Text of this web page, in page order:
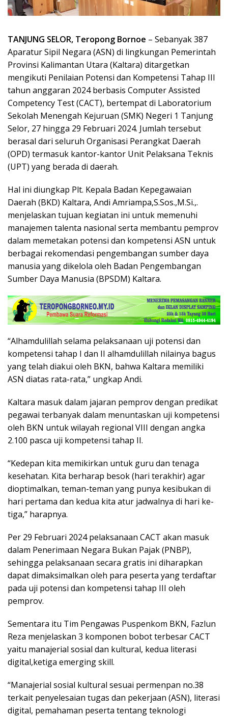
TANJUNG SELOR, Teropong Bornoe – Sebanyak 387
Aparatur Sipil Negara (ASN) di lingkungan Pemerintah
Provinsi Kalimantan Utara (Kaltara) ditargetkan
mengikuti Penilaian Potensi dan Kompetensi Tahap III
tahun anggaran 2024 berbasis Computer Assisted
Competency Test (CACT), bertempat di Laboratorium
Sekolah Menengah Kejuruan (SMK) Negeri 1 Tanjung
Selor, 27 hingga 29 Februari 2024. Jumlah tersebut
berasal dari seluruh Organisasi Perangkat Daerah
(OPD) termasuk kantor-kantor Unit Pelaksana Teknis
(UPT) yang berada di daerah.
Hal ini diungkap Plt. Kepala Badan Kepegawaian
Daerah (BKD) Kaltara, Andi Amriampa,S.Sos.,M.Si.,.
menjelaskan tujuan kegiatan ini untuk memenuhi
manajemen talenta nasional serta membantu pemprov
dalam memetakan potensi dan kompetensi ASN untuk
berbagai rekomendasi pengembangan sumber daya
manusia yang dikelola oleh Badan Pengembangan
Sumber Daya Manusia (BPSDM) Kaltara.
“Alhamdulillah selama pelaksanaan uji potensi dan
kompetensi tahap I dan II alhamdulillah nilainya bagus
yang telah diakui oleh BKN, bahwa Kaltara memiliki
ASN diatas rata-rata,” ungkap Andi.
Kaltara masuk dalam jajaran pemprov dengan predikat
pegawai terbanyak dalam menuntaskan uji kompetensi
oleh BKN untuk wilayah regional VIII dengan angka
2.100 pasca uji kompetensi tahap II.
“Kedepan kita memikirkan untuk guru dan tenaga
kesehatan. Kita berharap besok (hari terakhir) agar
dioptimalkan, teman-teman yang punya kesibukan di
hari pertama dan kedua kita atur jadwalnya di hari ke-
tiga,” harapnya.
Per 29 Februari 2024 pelaksanaan CACT akan masuk
dalam Penerimaan Negara Bukan Pajak (PNBP),
sehingga pelaksanaan secara gratis ini diharapkan
dapat dimaksimalkan oleh para peserta yang terdaftar
pada uji potensi dan kompetensi tahap III oleh
pemprov.
Sementara itu Tim Pengawas Puspenkom BKN, Fazlun
Reza menjelaskan 3 komponen bobot terbesar CACT
yaitu manajerial sosial dan kultural, kedua literasi
digital,ketiga emerging skill.
“Manajerial sosial kultural sesuai permenpan no.38
terkait penyelesaian tugas dan pekerjaan (ASN), literasi
digital, pemahaman peserta tentang teknologi